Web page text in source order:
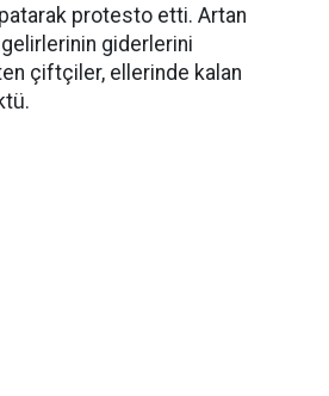
protesto etti. Artan
giderlerini
çiftçiler, ellerinde kalan